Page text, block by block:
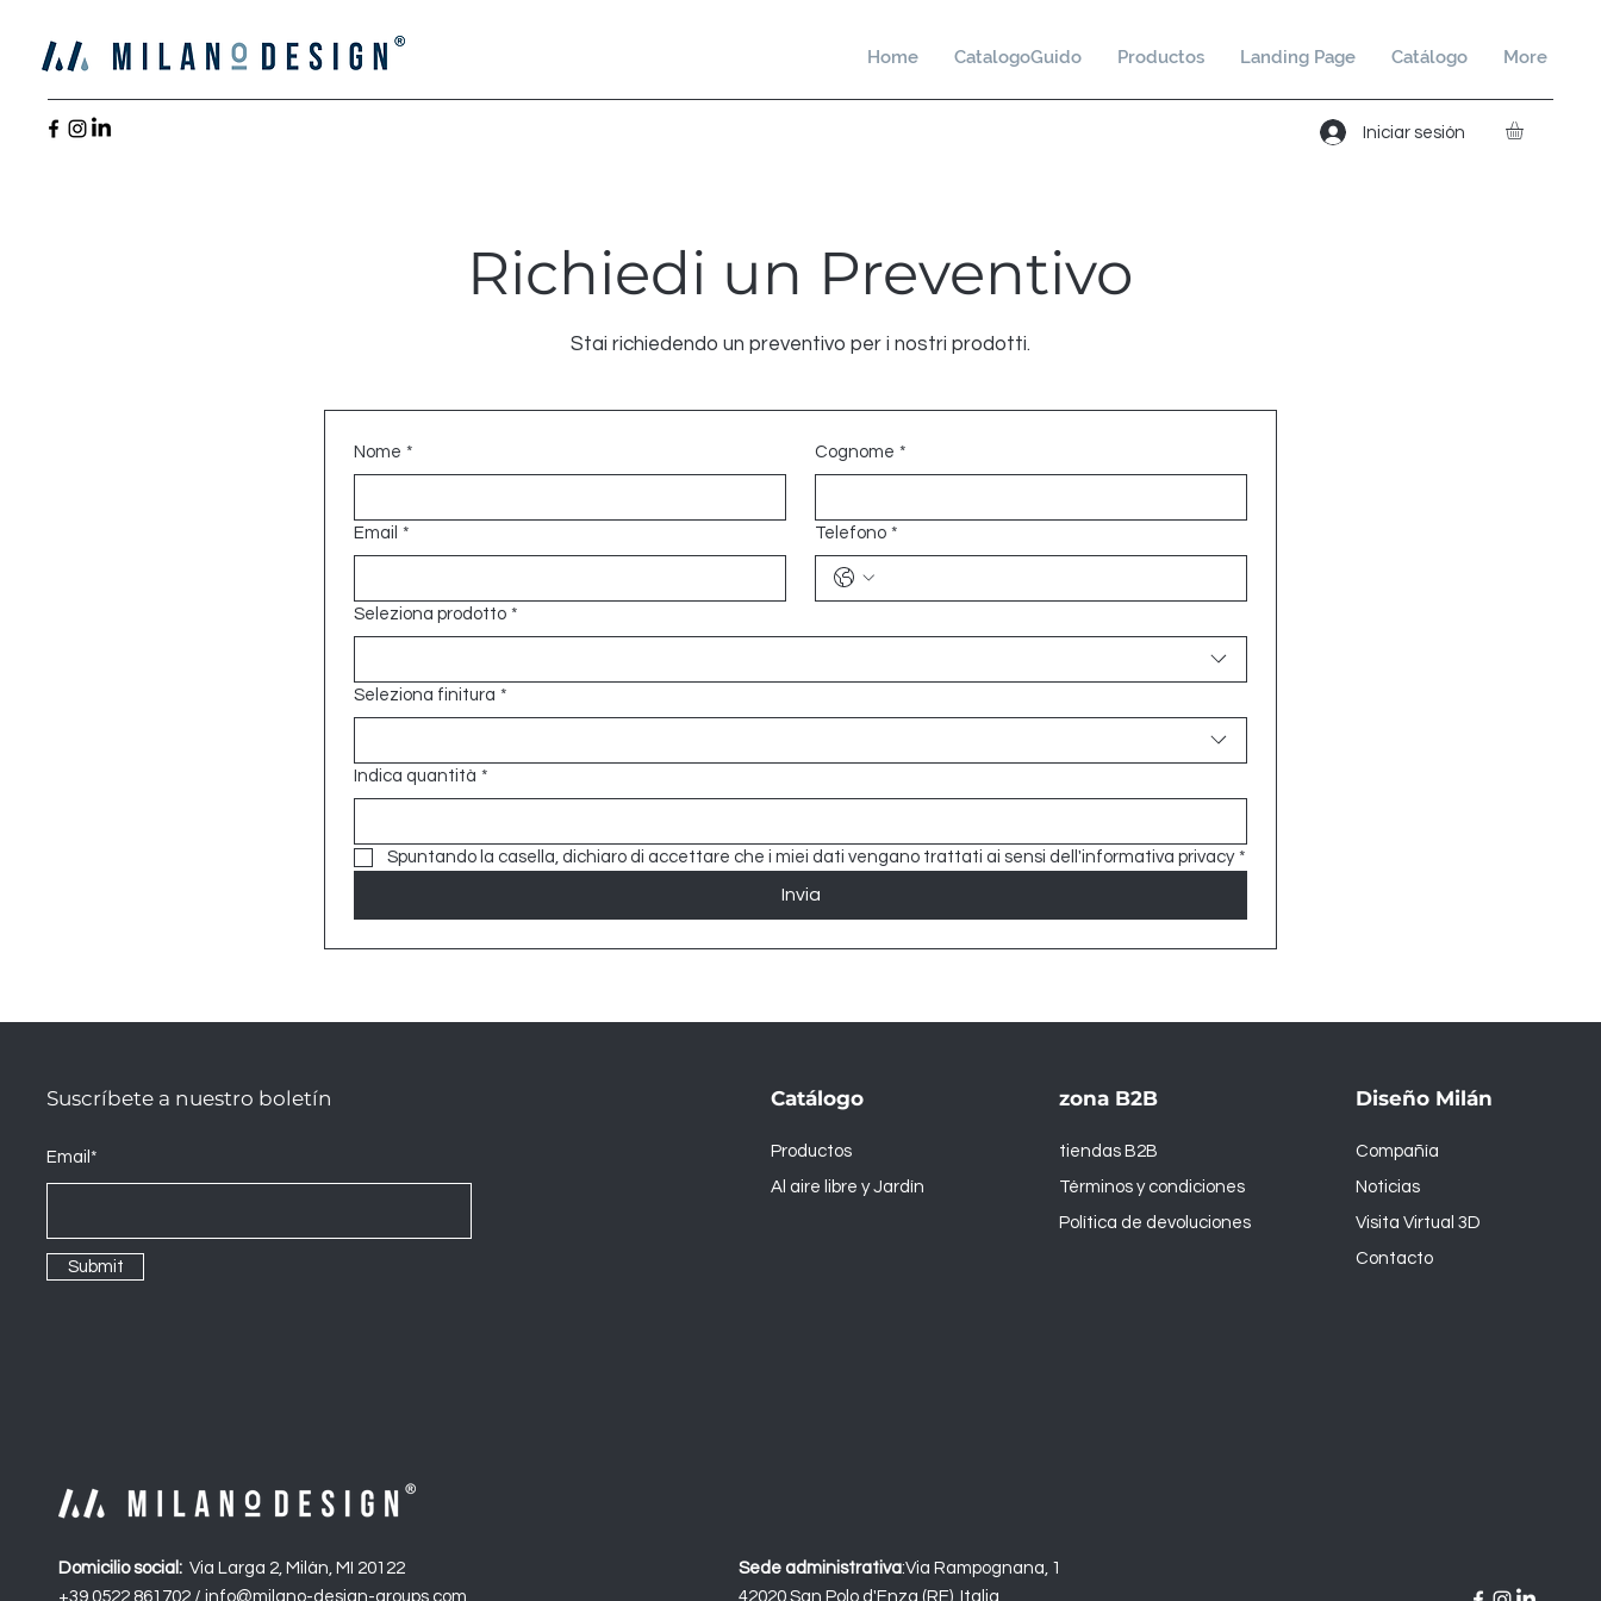
Home CatalogoGuido Productos Landing Page Catálogo More
Iniciar sesión
Richiedi un Preventivo
Stai richiedendo un preventivo per i nostri prodotti.
Nome * Cognome *
Email * Telefono *
Seleziona prodotto *
Seleziona finitura *
Indica quantità *
Spuntando la casella, dichiaro di accettare che i miei dati vengano trattati ai sensi dell'informativa privacy *
Invia
Suscríbete a nuestro boletín
Email*
Submit
Catálogo
Productos
Al aire libre y Jardín
zona B2B
tiendas B2B
Términos y condiciones
Política de devoluciones
Diseño Milán
Compañía
Noticias
Visita Virtual 3D
Contacto
Domicilio social: Via Larga 2, Milán, MI 20122
+39 0522 861702 / info@milano-design-groups.com
Sede administrativa:Via Rampognana, 1
42020 San Polo d'Enza (RE), Italia